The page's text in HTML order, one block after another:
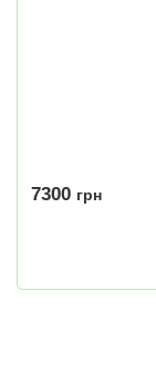
7300 грн